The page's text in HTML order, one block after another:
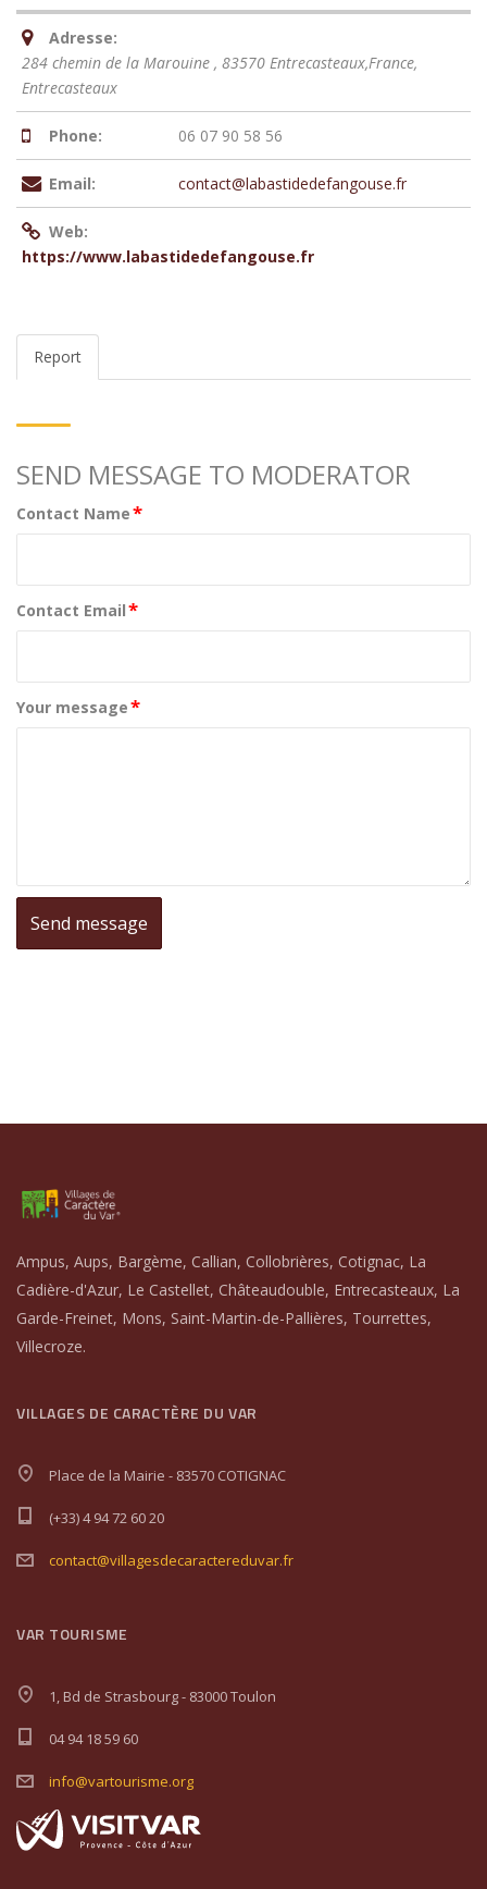
Adresse:
284 chemin de la Marouine , 83570 Entrecasteaux,France,
Entrecasteaux
Phone: 06 07 90 58 56
Email: contact@labastidedefangouse.fr
Web:
https://www.labastidedefangouse.fr
Report
SEND MESSAGE TO MODERATOR
Contact Name*
Contact Email*
Your message*
Ampus, Aups, Bargème, Callian, Collobrières, Cotignac, La
Cadière-d'Azur, Le Castellet, Châteaudouble, Entrecasteaux, La
Garde-Freinet, Mons, Saint-Martin-de-Pallières, Tourrettes,
Villecroze.
VILLAGES DE CARACTÈRE DU VAR
Place de la Mairie - 83570 COTIGNAC
(+33) 4 94 72 60 20
contact@villagesdecaractereduvar.fr
VAR TOURISME
1, Bd de Strasbourg - 83000 Toulon
04 94 18 59 60
info@vartourisme.org